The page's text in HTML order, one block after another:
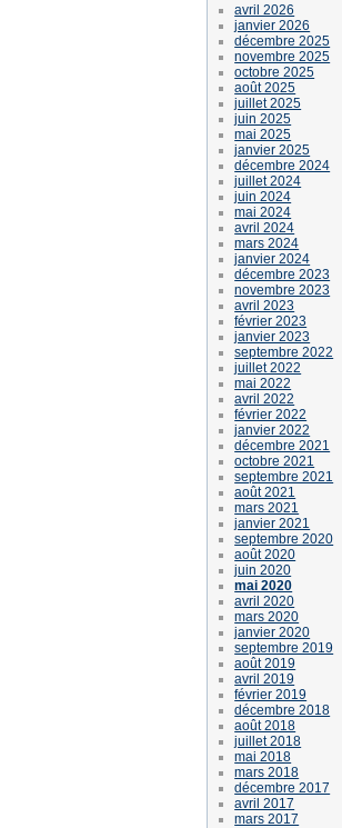
avril 2026
janvier 2026
décembre 2025
novembre 2025
octobre 2025
août 2025
juillet 2025
juin 2025
mai 2025
janvier 2025
décembre 2024
juillet 2024
juin 2024
mai 2024
avril 2024
mars 2024
janvier 2024
décembre 2023
novembre 2023
avril 2023
février 2023
janvier 2023
septembre 2022
juillet 2022
mai 2022
avril 2022
février 2022
janvier 2022
décembre 2021
octobre 2021
septembre 2021
août 2021
mars 2021
janvier 2021
septembre 2020
août 2020
juin 2020
mai 2020
avril 2020
mars 2020
janvier 2020
septembre 2019
août 2019
avril 2019
février 2019
décembre 2018
août 2018
juillet 2018
mai 2018
mars 2018
décembre 2017
avril 2017
mars 2017